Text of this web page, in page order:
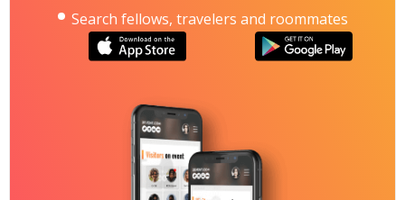
Search fellows, travelers and roommates